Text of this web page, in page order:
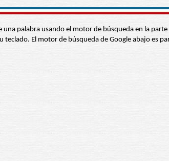
palabra usando el motor de búsqueda en la
El motor de búsqueda de Google abajo es